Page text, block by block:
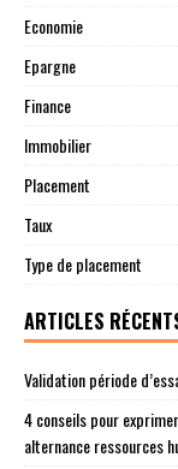
Economie
Epargne
Finance
Immobilier
Placement
Taux
Type de placement
ARTICLES
Validation période
4 conseils pour
alternance ressources